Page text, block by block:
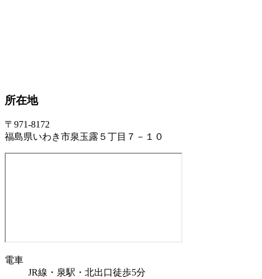
所在地
〒971-8172
福島県いわき市泉玉露５丁目７－１０
電車
JR線・泉駅・北出口徒歩5分